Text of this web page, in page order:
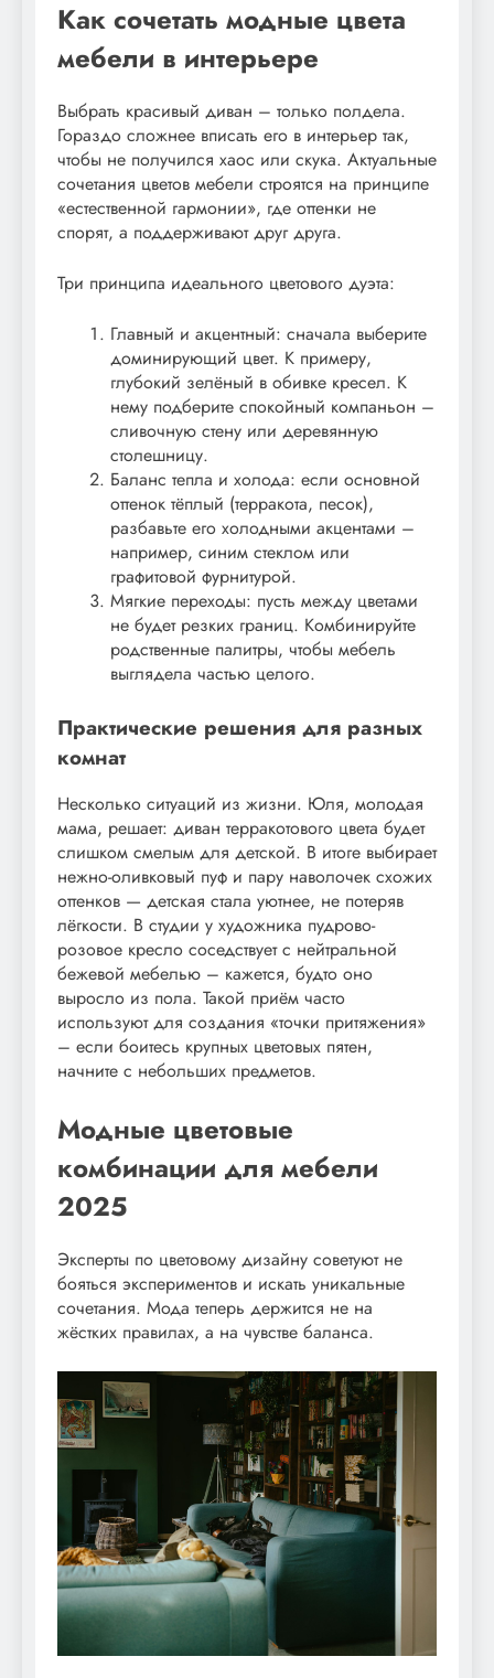
Как сочетать модные цвета
мебели в интерьере
Выбрать красивый диван – только полдела.
Гораздо сложнее вписать его в интерьер так,
чтобы не получился хаос или скука. Актуальные
сочетания цветов мебели строятся на принципе
«естественной гармонии», где оттенки не
спорят, а поддерживают друг друга.
Три принципа идеального цветового дуэта:
Главный и акцентный: сначала выберите
доминирующий цвет. К примеру,
глубокий зелёный в обивке кресел. К
нему подберите спокойный компаньон –
сливочную стену или деревянную
столешницу.
Баланс тепла и холода: если основной
оттенок тёплый (терракота, песок),
разбавьте его холодными акцентами –
например, синим стеклом или
графитовой фурнитурой.
Мягкие переходы: пусть между цветами
не будет резких границ. Комбинируйте
родственные палитры, чтобы мебель
выглядела частью целого.
Практические решения для разных
комнат
Несколько ситуаций из жизни. Юля, молодая
мама, решает: диван терракотового цвета будет
слишком смелым для детской. В итоге выбирает
нежно-оливковый пуф и пару наволочек схожих
оттенков — детская стала уютнее, не потеряв
лёгкости. В студии у художника пудрово-
розовое кресло соседствует с нейтральной
бежевой мебелью – кажется, будто оно
выросло из пола. Такой приём часто
используют для создания «точки притяжения»
– если боитесь крупных цветовых пятен,
начните с небольших предметов.
Модные цветовые
комбинации для мебели
2025
Эксперты по цветовому дизайну советуют не
бояться экспериментов и искать уникальные
сочетания. Мода теперь держится не на
жёстких правилах, а на чувстве баланса.